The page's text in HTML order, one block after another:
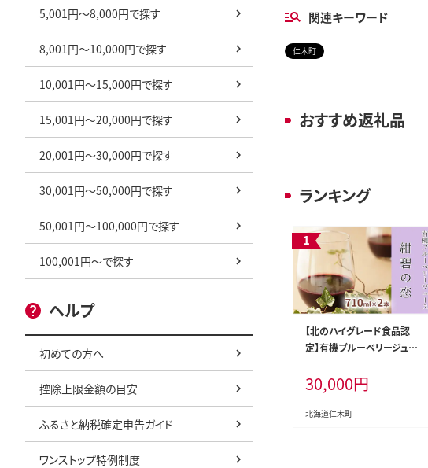
5,001円～8,000円で探す
8,001円～10,000円で探す
10,001円～15,000円で探す
15,001円～20,000円で探す
20,001円～30,000円で探す
30,001円～50,000円で探す
50,001円～100,000円で探す
100,001円～で探す
ヘルプ
初めての方へ
控除上限金額の目安
ふるさと納税確定申告ガイド
ワンストップ特例制度
関連キーワード
仁木町
おすすめ返礼品
ランキング
【北のハイグレード食品認
定】有機ブルーベリージュー
粧箱入り 果汁飲料 野菜飲料
飲料 ジュース ブルーベリー
果物 くだもの [株式会社 自
30,000円
北海道仁木町